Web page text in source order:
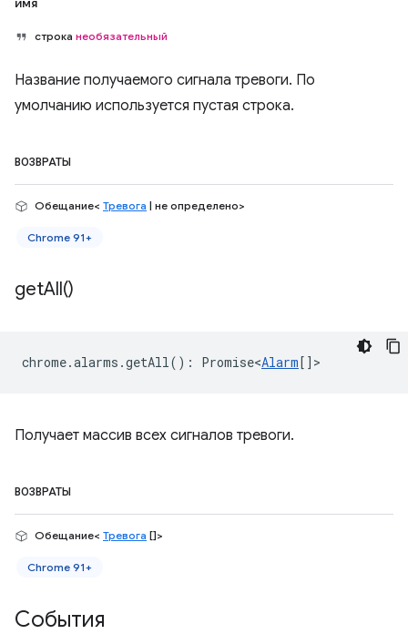
строка необязательный
Название получаемого сигнала тревоги. По
умолчанию используется пустая строка.
ВОЗВРАТЫ
Обещание< Тревога | не определено>
Chrome 91+
getAll()
chrome.alarms .getAll() : Promise<Alarm[] >
Получает массив всех сигналов тревоги.
ВОЗВРАТЫ
Обещание< Тревога []>
Chrome 91+
События